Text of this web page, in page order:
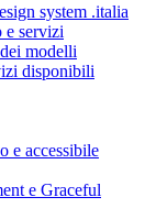
system .italia
e servizi
modelli
disponibili
e accessibile
e Graceful